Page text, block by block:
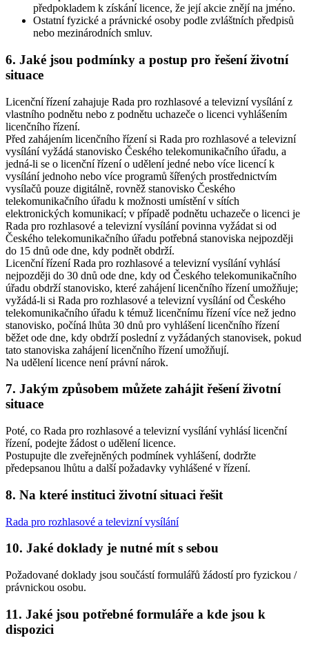
předpokladem k získání licence, že její akcie znějí na jméno.
Ostatní fyzické a právnické osoby podle zvláštních předpisů
nebo mezinárodních smluv.
6. Jaké jsou podmínky a postup pro řešení životní
situace
Licenční řízení zahajuje Rada pro rozhlasové a televizní vysílání z
vlastního podnětu nebo z podnětu uchazeče o licenci vyhlášením
licenčního řízení.
Před zahájením licenčního řízení si Rada pro rozhlasové a televizní
vysílání vyžádá stanovisko Českého telekomunikačního úřadu, a
jedná-li se o licenční řízení o udělení jedné nebo více licencí k
vysílání jednoho nebo více programů šířených prostřednictvím
vysílačů pouze digitálně, rovněž stanovisko Českého
telekomunikačního úřadu k možnosti umístění v sítích
elektronických komunikací; v případě podnětu uchazeče o licenci je
Rada pro rozhlasové a televizní vysílání povinna vyžádat si od
Českého telekomunikačního úřadu potřebná stanoviska nejpozději
do 15 dnů ode dne, kdy podnět obdrží.
Licenční řízení Rada pro rozhlasové a televizní vysílání vyhlásí
nejpozději do 30 dnů ode dne, kdy od Českého telekomunikačního
úřadu obdrží stanovisko, které zahájení licenčního řízení umožňuje;
vyžádá-li si Rada pro rozhlasové a televizní vysílání od Českého
telekomunikačního úřadu k témuž licenčnímu řízení více než jedno
stanovisko, počíná lhůta 30 dnů pro vyhlášení licenčního řízení
běžet ode dne, kdy obdrží poslední z vyžádaných stanovisek, pokud
tato stanoviska zahájení licenčního řízení umožňují.
Na udělení licence není právní nárok.
7. Jakým způsobem můžete zahájit řešení životní
situace
Poté, co Rada pro rozhlasové a televizní vysílání vyhlásí licenční
řízení, podejte žádost o udělení licence.
Postupujte dle zveřejněných podmínek vyhlášení, dodržte
předepsanou lhůtu a další požadavky vyhlášené v řízení.
8. Na které instituci životní situaci řešit
Rada pro rozhlasové a televizní vysílání
10. Jaké doklady je nutné mít s sebou
Požadované doklady jsou součástí formulářů žádostí pro fyzickou /
právnickou osobu.
11. Jaké jsou potřebné formuláře a kde jsou k
dispozici